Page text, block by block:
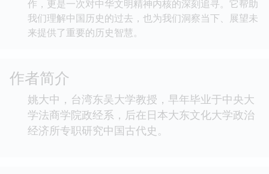
作，更是一次对中华文明精神内核的深刻追寻。它帮助
我们理解中国历史的过去，也为我们洞察当下、展望未
来提供了重要的历史智慧。
作者简介
姚大中，台湾东吴大学教授，早年毕业于中央大
学法商学院政经系，后在日本大东文化大学政治
经济所专职研究中国古代史。